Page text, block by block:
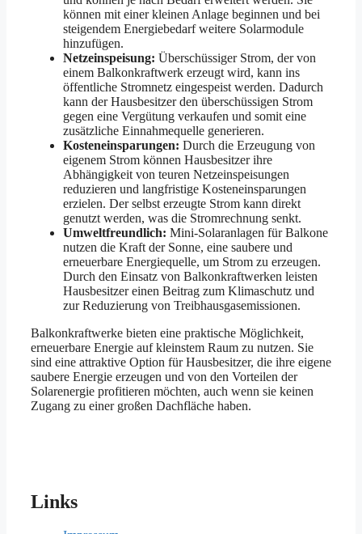
können mit einer kleinen Anlage beginnen und bei
steigendem Energiebedarf weitere Solarmodule
hinzufügen.
Netzeinspeisung: Überschüssiger Strom, der von
einem Balkonkraftwerk erzeugt wird, kann ins
öffentliche Stromnetz eingespeist werden. Dadurch
kann der Hausbesitzer den überschüssigen Strom
gegen eine Vergütung verkaufen und somit eine
zusätzliche Einnahmequelle generieren.
Kosteneinsparungen: Durch die Erzeugung von
eigenem Strom können Hausbesitzer ihre
Abhängigkeit von teuren Netzeinspeisungen
reduzieren und langfristige Kosteneinsparungen
erzielen. Der selbst erzeugte Strom kann direkt
genutzt werden, was die Stromrechnung senkt.
Umweltfreundlich: Mini-Solaranlagen für Balkone
nutzen die Kraft der Sonne, eine saubere und
erneuerbare Energiequelle, um Strom zu erzeugen.
Durch den Einsatz von Balkonkraftwerken leisten
Hausbesitzer einen Beitrag zum Klimaschutz und
zur Reduzierung von Treibhausgasemissionen.
Balkonkraftwerke bieten eine praktische Möglichkeit,
erneuerbare Energie auf kleinstem Raum zu nutzen. Sie
sind eine attraktive Option für Hausbesitzer, die ihre eigene
saubere Energie erzeugen und von den Vorteilen der
Solarenergie profitieren möchten, auch wenn sie keinen
Zugang zu einer großen Dachfläche haben.
Links